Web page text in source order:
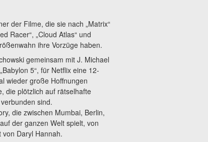
der Filme, die sie nach „Matrix“
Racer“, „Cloud Atlas“ und
ihre Vorzüge haben.
gemeinsam mit J. Michael
5“, für Netflix eine 12-
wieder große Hoffnungen
die plötzlich auf rätselhafte
sind.
die zwischen Mumbai, Berlin,
der ganzen Welt spielt, von
Daryl Hannah.